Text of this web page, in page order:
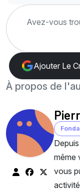
Avez-vous
Ajouter Le
À propos de
même
vous